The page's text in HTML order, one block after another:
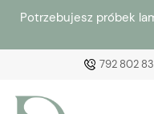
Potrzebujesz próbek
792 802